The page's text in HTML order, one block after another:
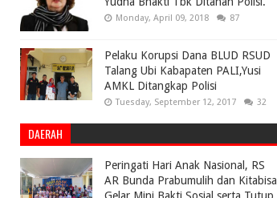
Monday, April 09, 2018 87
Pelaku Korupsi Dana BLUD RSUD
Talang Ubi Kabapaten PALI,Yusi
AMKL Ditangkap Polisi
Tuesday, September 12, 2017 32
DAERAH
Peringati Hari Anak Nasional, RS
AR Bunda Prabumulih dan Kitabisa